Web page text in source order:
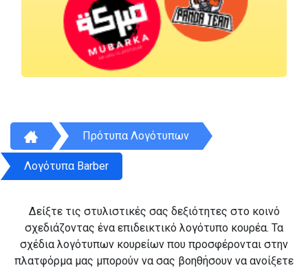
Πρότυπα Λογότυπων
Λογότυπα Barber
Δείξτε τις στυλιστικές σας δεξιότητες στο κοινό
σχεδιάζοντας ένα επιδεικτικό λογότυπο κουρέα. Τα
σχέδια λογότυπων κουρείων που προσφέρονται στην
πλατφόρμα μας μπορούν να σας βοηθήσουν να ανοίξετε